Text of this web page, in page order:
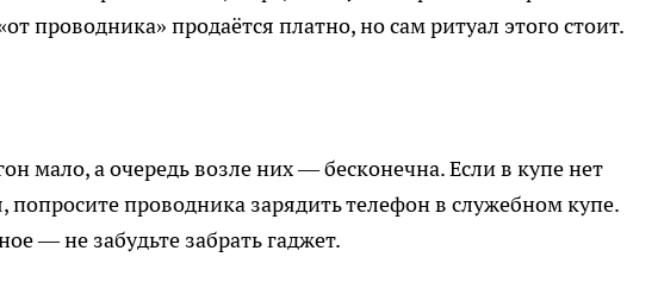
проводника» продаётся платно, но сам ритуал этого стоит.
мало, а очередь возле них — бесконечна. Если в купе нет
попросите проводника зарядить телефон в служебном купе.
— не забудьте забрать гаджет.